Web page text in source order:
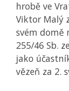
hrobě ve
Viktor Malý
svém domě
255/46 Sb.
jako
vězeň za 2.